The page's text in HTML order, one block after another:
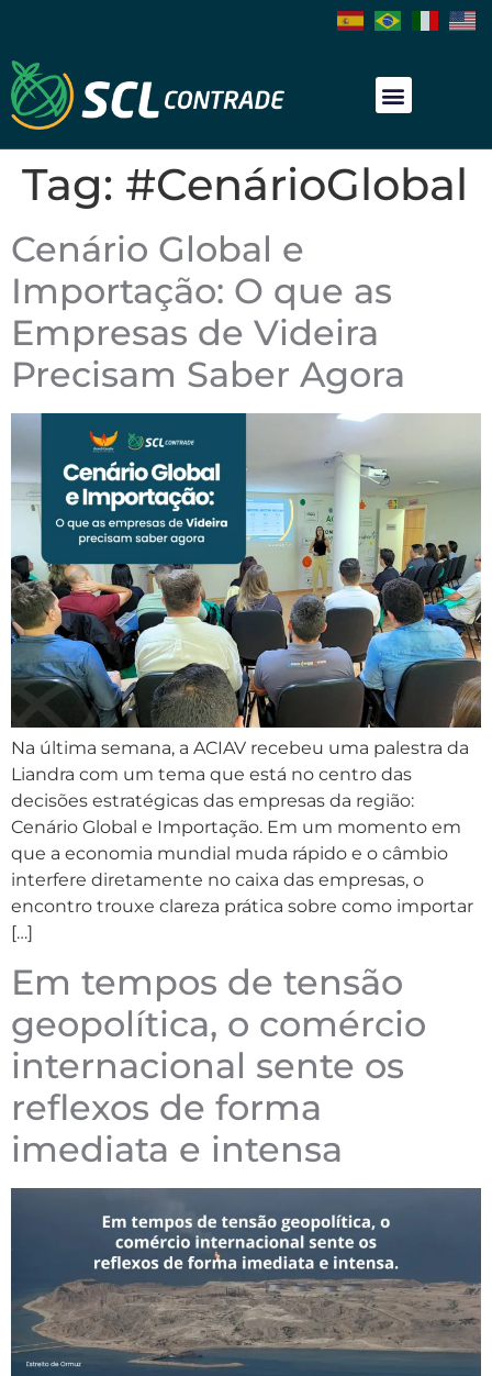
Tag: #CenárioGlobal
Cenário Global e
Importação: O que as
Empresas de Videira
Precisam Saber Agora
Na última semana, a ACIAV recebeu uma palestra da
Liandra com um tema que está no centro das
decisões estratégicas das empresas da região:
Cenário Global e Importação. Em um momento em
que a economia mundial muda rápido e o câmbio
interfere diretamente no caixa das empresas, o
encontro trouxe clareza prática sobre como importar
[…]
Em tempos de tensão
geopolítica, o comércio
internacional sente os
reflexos de forma
imediata e intensa